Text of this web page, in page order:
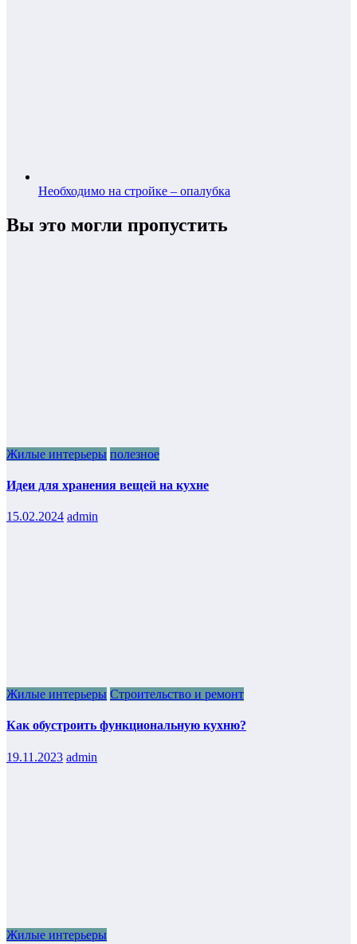
Необходимо на стройке – опалубка
Вы это могли пропустить
Жилые интерьеры полезное
Идеи для хранения вещей на кухне
15.02.2024 admin
Жилые интерьеры Строительство и ремонт
Как обустроить функциональную кухню?
19.11.2023 admin
Жилые интерьеры